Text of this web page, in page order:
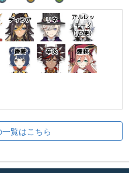
ディシア リネ
アルレッ
キーノ
（召使）
香菱 辛炎 煙緋
覧はこちら